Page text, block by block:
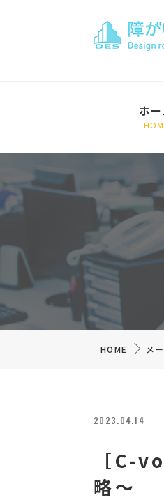
ホー
HOME メ
2023.04.14
［C-
略～